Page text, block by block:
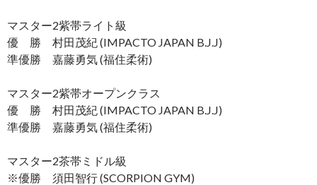
マスター2紫帯ライト級
優 勝 村田茂紀 (IMPACTO JAPAN B.J.J)
準優勝 嘉藤勇気 (福住柔術)
マスター2紫帯オープンクラス
優 勝 村田茂紀 (IMPACTO JAPAN B.J.J)
準優勝 嘉藤勇気 (福住柔術)
マスター2茶帯ミドル級
※優勝 須田智行 (SCORPION GYM)